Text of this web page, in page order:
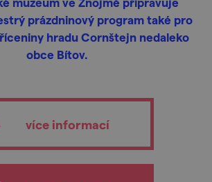
prázdninový program také pro
hradu Cornštejn nedaleko
obce Bítov.
více informací